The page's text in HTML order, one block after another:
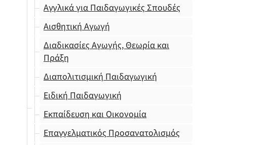
Αγγλικά για Παιδαγωγικές Σπουδές
Αισθητική Αγωγή
Διαδικασίες Αγωγής, Θεωρία και
Πράξη
Διαπολιτισμική Παιδαγωγική
Ειδική Παιδαγωγική
Εκπαίδευση και Οικονομία
Επαγγελματικός Προσανατολισμός